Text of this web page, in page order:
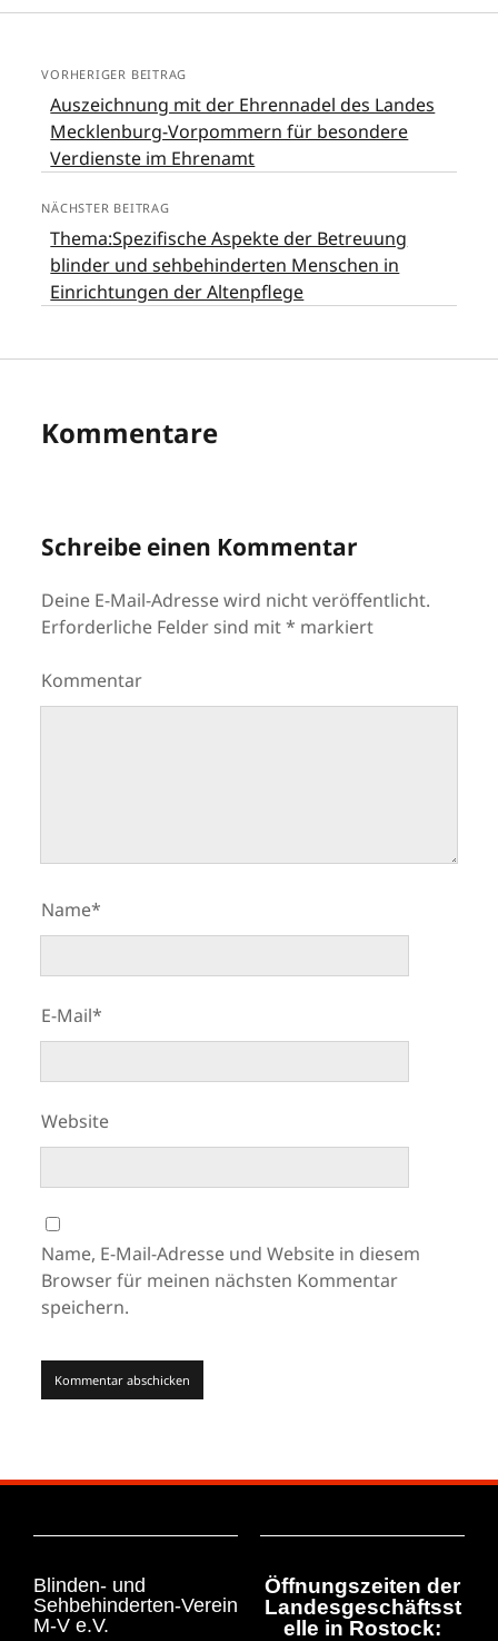
VORHERIGER BEITRAG
Auszeichnung mit der Ehrennadel des Landes
Mecklenburg-Vorpommern für besondere
Verdienste im Ehrenamt
NÄCHSTER BEITRAG
Thema:Spezifische Aspekte der Betreuung
blinder und sehbehinderten Menschen in
Einrichtungen der Altenpflege
Kommentare
Schreibe einen Kommentar
Deine E-Mail-Adresse wird nicht veröffentlicht.
Erforderliche Felder sind mit* markiert
Kommentar
Name*
E-Mail*
Website
Name, E-Mail-Adresse und Website in diesem
Browser für meinen nächsten Kommentar
speichern.
Blinden- und
Sehbehinderten-Verein
M-V e.V.
Öffnungszeiten der
Landesgeschäftsst
elle in Rostock: